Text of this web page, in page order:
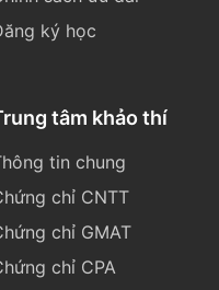
ký học
tâm khảo thí
tin chung
chỉ CNTT
chỉ GMAT
chỉ CPA